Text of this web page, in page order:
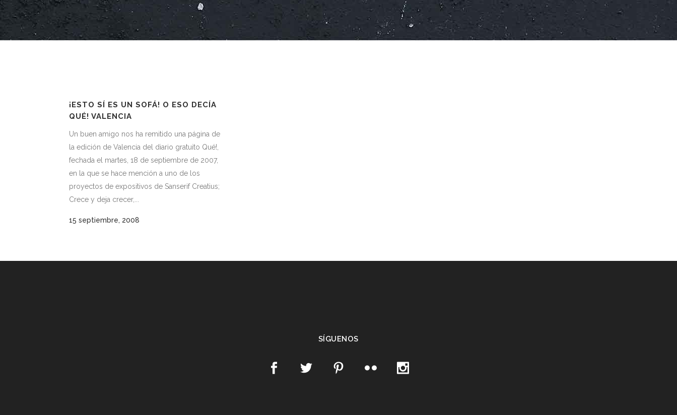
¡ESTO SÍ ES UN SOFÁ! O ESO DECÍA
QUÉ! VALENCIA
Un buen amigo nos ha remitido una página de
la edición de Valencia del diario gratuito Qué!,
fechada el martes, 18 de septiembre de 2007,
en la que se hace mención a uno de los
proyectos de expositivos de Sanserif Creatius;
Crece y deja crecer,...
15 septiembre, 2008
SÍGUENOS